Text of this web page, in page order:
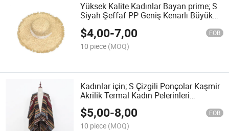
Yüksek Kalite Kadınlar Bayan prime; S
Siyah Şeffaf PP Geniş Kenarlı Büyük
Sarkan Şapka
$4,00-7,00 FOB
10 piece (MOQ)
Kadınlar için; S Çizgili Ponçolar Kaşmir
Akrilik Termal Kadın Pelerinleri
İzolasyon Hava Koşullandırma Şallar
Güneşlik Pelerinler
$5,00-8,00 FOB
10 piece (MOQ)